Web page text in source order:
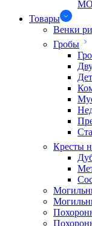
МО
Товары
Венки
Гробы
Кресты